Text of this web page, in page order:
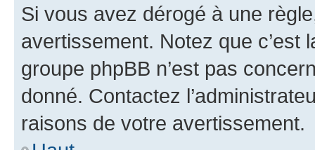
Si vous avez dérogé à une
avertissement. Notez que c’est
groupe phpBB n’est pas
donné. Contactez
raisons de votre avertissement.